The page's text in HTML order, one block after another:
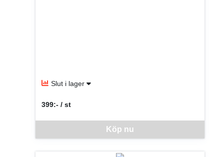
Slut i lager
Denna vara går inte att beställa via webben just nu,
Köp nu
399:- / st
SEK per ST